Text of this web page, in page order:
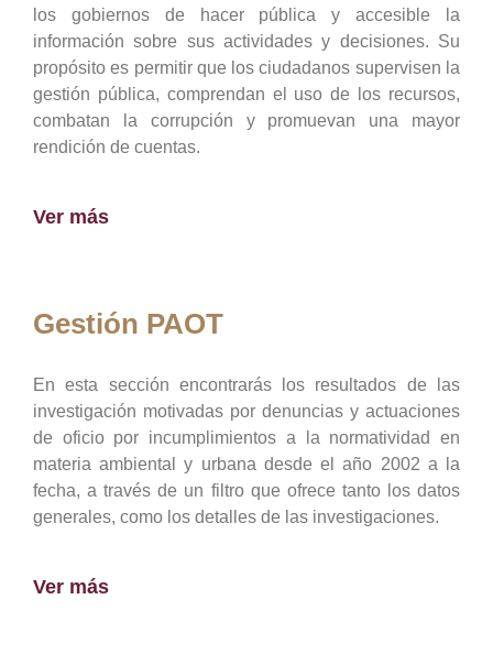
los gobiernos de hacer pública y accesible la
información sobre sus actividades y decisiones. Su
propósito es permitir que los ciudadanos supervisen la
gestión pública, comprendan el uso de los recursos,
combatan la corrupción y promuevan una mayor
rendición de cuentas.
Ver más
Gestión PAOT
En esta sección encontrarás los resultados de las
investigación motivadas por denuncias y actuaciones
de oficio por incumplimientos a la normatividad en
materia ambiental y urbana desde el año 2002 a la
fecha, a través de un filtro que ofrece tanto los datos
generales, como los detalles de las investigaciones.
Ver más